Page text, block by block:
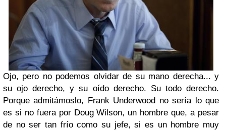
Ojo, pero no podemos olvidar de su mano derecha... y
su ojo derecho, y su oído derecho. Su todo derecho.
Porque admitámoslo, Frank Underwood no sería lo que
es si no fuera por Doug Wilson, un hombre que, a pesar
de no ser tan frío como su jefe, si es un hombre muy